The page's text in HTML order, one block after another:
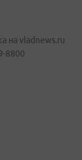
на vladnews.ru
8800